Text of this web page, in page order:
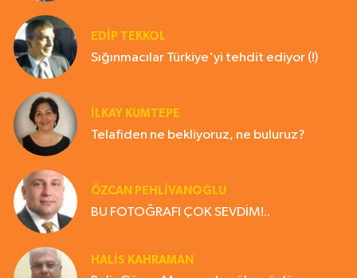
EDIP TEKKOL
Sığınmacılar Türkiye'yi tehdit ediyor (!)
İLKAY KUMTEPE
Telafiden ne bekliyoruz, ne buluruz?
ÖZCAN PEHLİVANOĞLU
BU FOTOĞRAFI ÇOK SEVDİM!..
HALIS KAHRAMAN